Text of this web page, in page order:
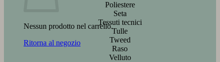
Nessun prodotto nel carrello.
Ritorna al negozio
Poliestere
Seta
Tessuti tecnici
Tulle
Tweed
Raso
Velluto